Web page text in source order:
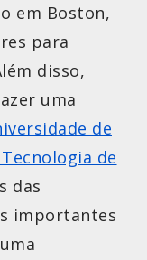
em Boston,
para
disso,
uma
de
de
das
importantes